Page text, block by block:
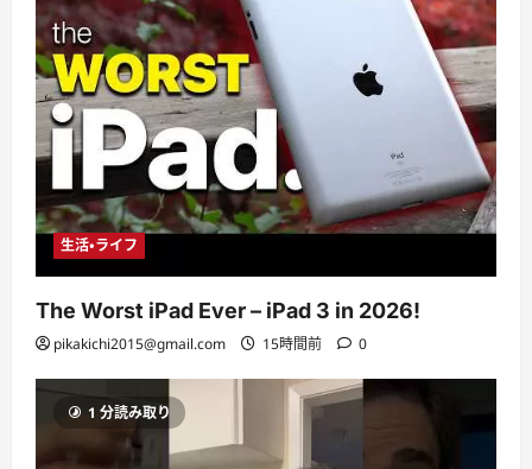
生活・ライフ
The Worst iPad Ever – iPad 3 in 2026!
pikakichi2015@gmail.com 15時間前 0
1 分読み取り